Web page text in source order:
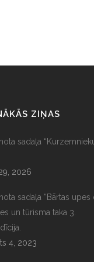
ZIŅAS
sadaļa
2026
sadaļa “Bārtas upes
un tūrisma taka 3.
4, 2023